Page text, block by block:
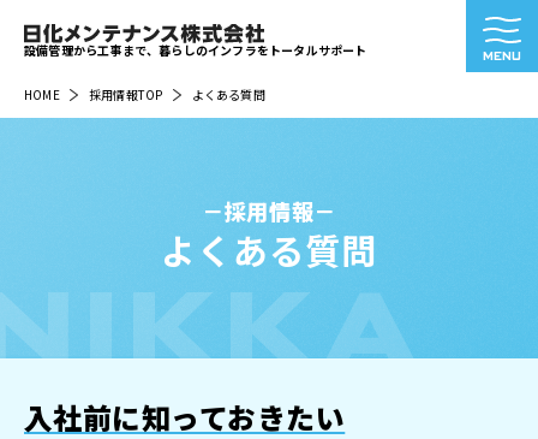
設備管理から工事まで、暮らしのインフラをトータルサポート
HOME 採用情報TOP よくある質問
採用情報
よくある質問
入社前に知っておきたい